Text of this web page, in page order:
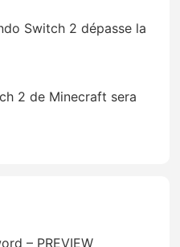
Switch 2 dépasse la
2 de Minecraft sera
– PREVIEW